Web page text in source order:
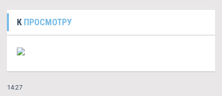
К ПРОСМОТРУ
14:27